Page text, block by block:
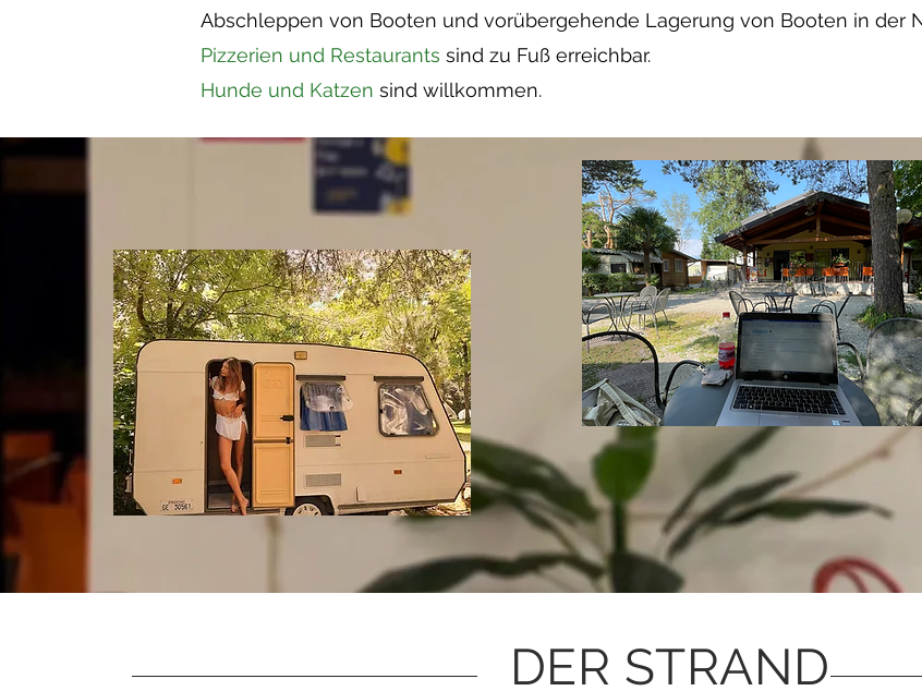
Abschleppen von Booten und vorübergehende Lagerung von Booten in der
Pizzerien und Restaurants sind zu Fuß erreichbar.
Hunde und Katzen sind willkommen.
DER STRAND